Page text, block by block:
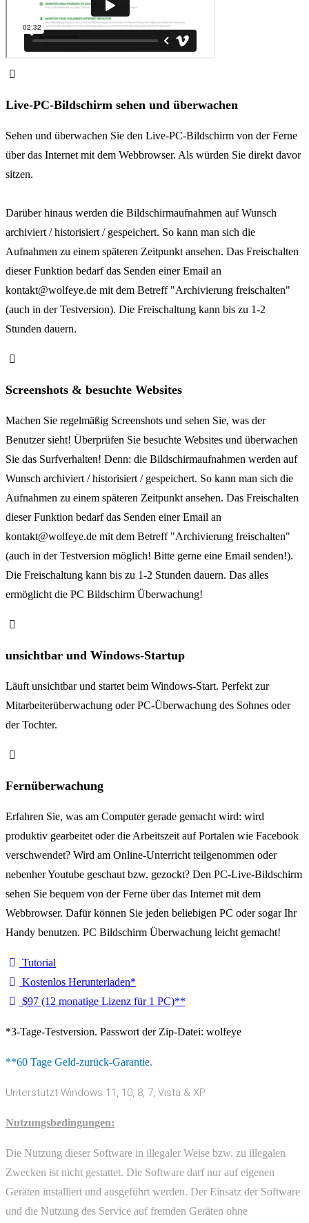
Live-PC-Bildschirm sehen und überwachen
Sehen und überwachen Sie den Live-PC-Bildschirm von der Ferne
über das Internet mit dem Webbrowser. Als würden Sie direkt davor
sitzen.
Darüber hinaus werden die Bildschirmaufnahmen auf Wunsch
archiviert / historisiert / gespeichert. So kann man sich die
Aufnahmen zu einem späteren Zeitpunkt ansehen. Das Freischalten
dieser Funktion bedarf das Senden einer Email an
kontakt@wolfeye.de mit dem Betreff "Archivierung freischalten"
(auch in der Testversion). Die Freischaltung kann bis zu 1-2
Stunden dauern.
Screenshots & besuchte Websites
Machen Sie regelmäßig Screenshots und sehen Sie, was der
Benutzer sieht! Überprüfen Sie besuchte Websites und überwachen
Sie das Surfverhalten! Denn: die Bildschirmaufnahmen werden auf
Wunsch archiviert / historisiert / gespeichert. So kann man sich die
Aufnahmen zu einem späteren Zeitpunkt ansehen. Das Freischalten
dieser Funktion bedarf das Senden einer Email an
kontakt@wolfeye.de mit dem Betreff "Archivierung freischalten"
(auch in der Testversion möglich! Bitte gerne eine Email senden!).
Die Freischaltung kann bis zu 1-2 Stunden dauern. Das alles
ermöglicht die PC Bildschirm Überwachung!
unsichtbar und Windows-Startup
Läuft unsichtbar und startet beim Windows-Start. Perfekt zur
Mitarbeiterüberwachung oder PC-Überwachung des Sohnes oder
der Tochter.
Fernüberwachung
Erfahren Sie, was am Computer gerade gemacht wird: wird
produktiv gearbeitet oder die Arbeitszeit auf Portalen wie Facebook
verschwendet? Wird am Online-Unterricht teilgenommen oder
nebenher Youtube geschaut bzw. gezockt? Den PC-Live-Bildschirm
sehen Sie bequem von der Ferne über das Internet mit dem
Webbrowser. Dafür können Sie jeden beliebigen PC oder sogar Ihr
Handy benutzen. PC Bildschirm Überwachung leicht gemacht!
Tutorial
Kostenlos Herunterladen*
$97 (12 monatige Lizenz für 1 PC)**
*3-Tage-Testversion. Passwort der Zip-Datei: wolfeye
**60 Tage Geld-zurück-Garantie.
Unterstützt Windows 11, 10, 8, 7, Vista & XP
Nutzungsbedingungen:
Die Nutzung dieser Software in illegaler Weise bzw. zu illegalen
Zwecken ist nicht gestattet. Die Software darf nur auf eigenen
Geräten installiert und ausgeführt werden. Der Einsatz der Software
und die Nutzung des Service auf fremden Geräten ohne